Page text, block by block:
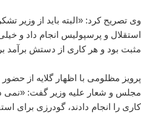
وی تصریح کرد: «البته باید از وزیر
استقلال و پرسپولیس انجام داد و
مثبت بود و هر کاری از دستش برآمد
پرویز مظلومی با اظهار گلایه از
مجلس و شعار علیه وزیر گفت: «نمی
کاری را انجام دادند، گودرزی برای